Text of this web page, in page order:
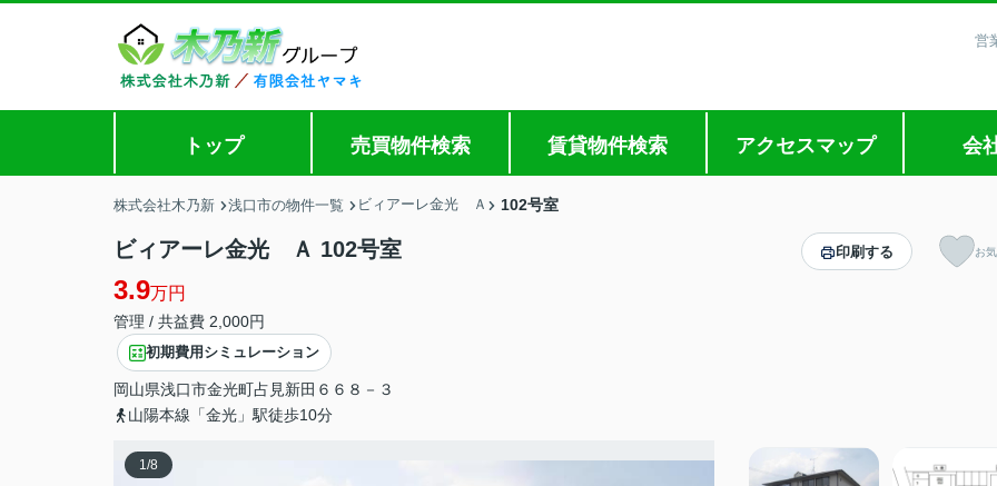
営
トップ 売買物件検索 賃貸物件検索 アクセスマップ 会
株式会社木乃新 浅口市の物件一覧 ビィアーレ金光 Ａ 102号室
ビィアーレ金光 Ａ 102号室
3.9万円
管理 / 共益費 2,000円
初期費用シミュレーション
岡山県浅口市金光町占見新田 ６６８－３
山陽本線「金光」駅徒歩10分
印刷する お
1/8